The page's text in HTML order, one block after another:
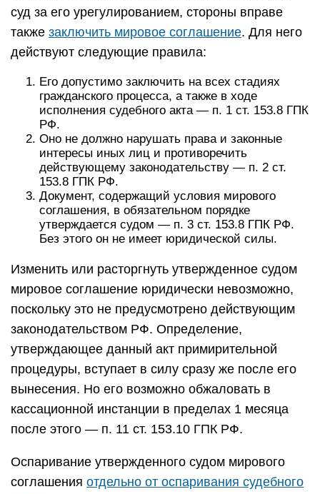
суд за его урегулированием, стороны вправе
также заключить мировое соглашение. Для него
действуют следующие правила:
Его допустимо заключить на всех стадиях
гражданского процесса, а также в ходе
исполнения судебного акта — п. 1 ст. 153.8 ГПК
РФ.
Оно не должно нарушать права и законные
интересы иных лиц и противоречить
действующему законодательству — п. 2 ст.
153.8 ГПК РФ.
Документ, содержащий условия мирового
соглашения, в обязательном порядке
утверждается судом — п. 3 ст. 153.8 ГПК РФ.
Без этого он не имеет юридической силы.
Изменить или расторгнуть утвержденное судом
мировое соглашение юридически невозможно,
поскольку это не предусмотрено действующим
законодательством РФ. Определение,
утверждающее данный акт примирительной
процедуры, вступает в силу сразу же после его
вынесения. Но его возможно обжаловать в
кассационной инстанции в пределах 1 месяца
после этого — п. 11 ст. 153.10 ГПК РФ.
Оспаривание утвержденного судом мирового
соглашения отдельно от оспаривания судебного